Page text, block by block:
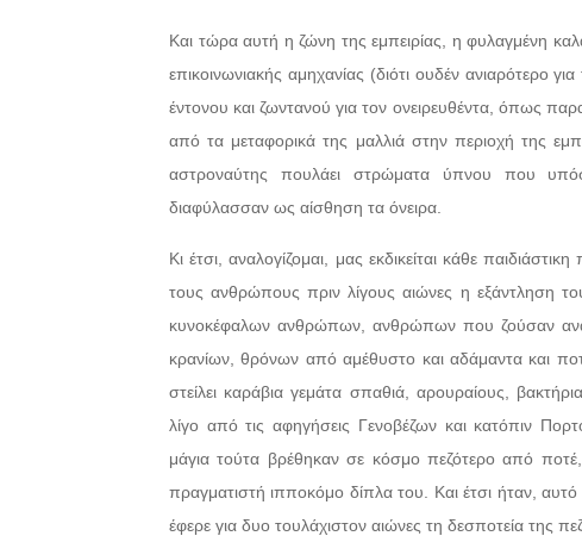
Και τώρα αυτή η ζώνη της εμπειρίας, η φυλαγμένη
επικοινωνιακής αμηχανίας (διότι ουδέν ανιαρότερο
έντονου και ζωντανού για τον ονειρευθέντα, όπως
από τα μεταφορικά της μαλλιά στην περιοχή της
αστροναύτης πουλάει στρώματα ύπνου που
διαφύλασσαν ως αίσθηση τα όνειρα.
Κι έτσι, αναλογίζομαι, μας εκδικείται κάθε
τους ανθρώπους πριν λίγους αιώνες η εξάντληση
κυνοκέφαλων ανθρώπων, ανθρώπων που ζούσαν
κρανίων, θρόνων από αμέθυστο και αδάμαντα και
στείλει καράβια γεμάτα σπαθιά, αρουραίους,
λίγο από τις αφηγήσεις Γενοβέζων και κατόπιν
μάγια τούτα βρέθηκαν σε κόσμο πεζότερο από
πραγματιστή ιπποκόμο δίπλα του. Και έτσι ήταν,
έφερε για δυο τουλάχιστον αιώνες τη δεσποτεία της